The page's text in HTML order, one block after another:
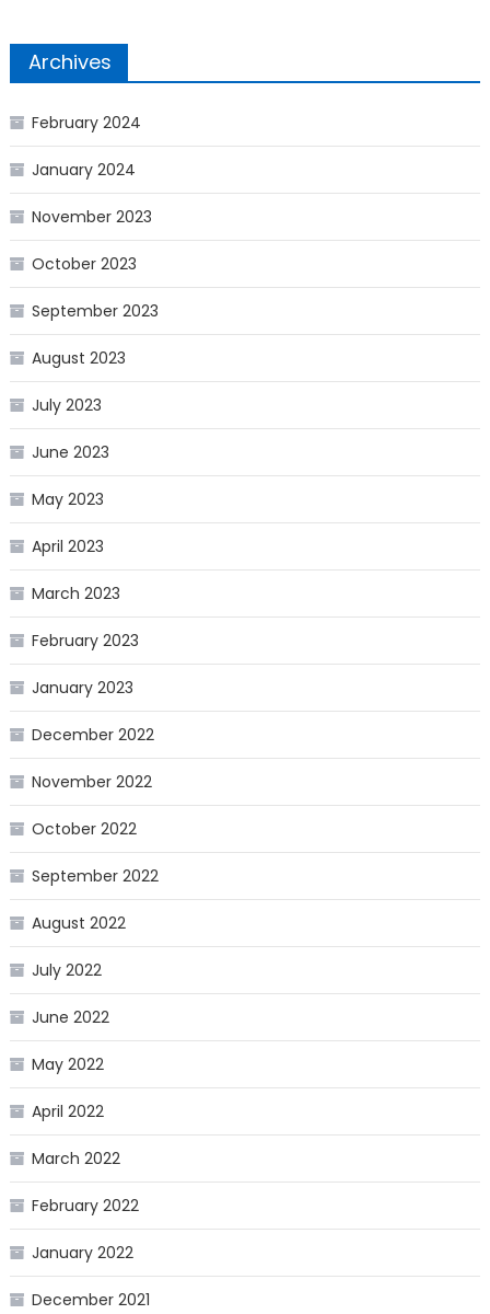
Archives
February 2024
January 2024
November 2023
October 2023
September 2023
August 2023
July 2023
June 2023
May 2023
April 2023
March 2023
February 2023
January 2023
December 2022
November 2022
October 2022
September 2022
August 2022
July 2022
June 2022
May 2022
April 2022
March 2022
February 2022
January 2022
December 2021